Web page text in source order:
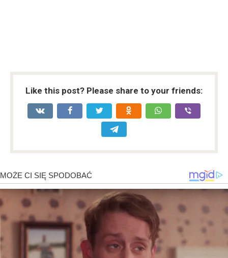
Like this post? Please share to your friends: